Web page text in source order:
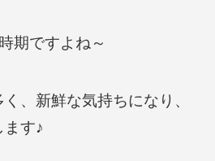
期ですよね～
、新鮮な気持ちになり、
す♪